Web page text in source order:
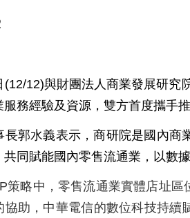
(12/12)與財團法人商業發展研究
務經驗及資源，雙方首度攜手
長郭水義表示，商研院是國內
同賦能國內零售流通業，以數
策略中，零售流通業實體店址區
協助，中華電信的數位科技持續